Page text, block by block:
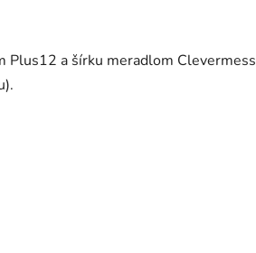
Plus12 a šírku meradlom Clevermess